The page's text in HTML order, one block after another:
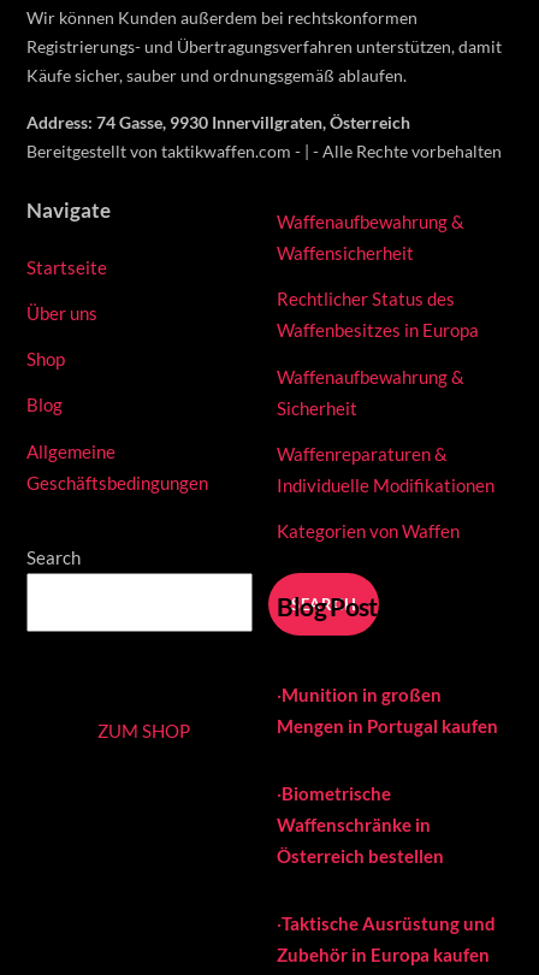
Wir können Kunden außerdem bei rechtskonformen
Registrierungs- und Übertragungsverfahren unterstützen, damit
Käufe sicher, sauber und ordnungsgemäß ablaufen.
Address: 74 Gasse, 9930 Innervillgraten, Österreich
Bereitgestellt von taktikwaffen.com - | - Alle Rechte vorbehalten
Navigate
Startseite
Über uns
Shop
Blog
Allgemeine
Geschäftsbedingungen
Search
SEARCH
Waffenaufbewahrung &
Waffensicherheit
Rechtlicher Status des
Waffenbesitzes in Europa
Waffenaufbewahrung &
Sicherheit
Waffenreparaturen &
Individuelle Modifikationen
Kategorien von Waffen
Blog Posts
ZUM SHOP
·Munition in großen
Mengen in Portugal kaufen
·Biometrische
Waffenschränke in
Österreich bestellen
·Taktische Ausrüstung und
Zubehör in Europa kaufen